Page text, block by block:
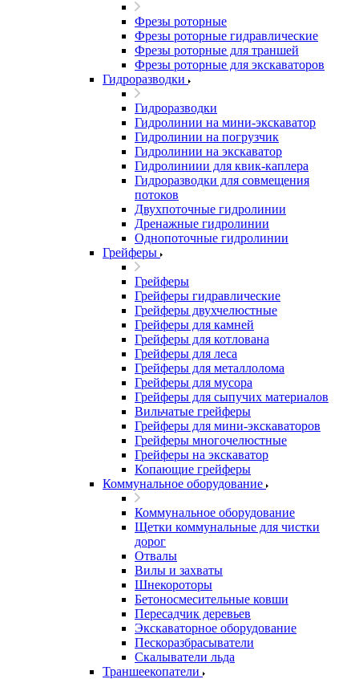
Фрезы роторные
Фрезы роторные гидравлические
Фрезы роторные для траншей
Фрезы роторные для экскаваторов
Гидроразводки
Гидроразводки
Гидролинии на мини-экскаватор
Гидролинии на погрузчик
Гидролинии на экскаватор
Гидролиниии для квик-каплера
Гидроразводки для совмещения
потоков
Двухпоточные гидролинии
Дренажные гидролинии
Однопоточные гидролинии
Грейферы
Грейферы
Грейферы гидравлические
Грейферы двухчелюстные
Грейферы для камней
Грейферы для котлована
Грейферы для леса
Грейферы для металлолома
Грейферы для мусора
Грейферы для сыпучих материалов
Вильчатые грейферы
Грейферы для мини-экскаваторов
Грейферы многочелюстные
Грейферы на экскаватор
Копающие грейферы
Коммунальное оборудование
Коммунальное оборудование
Щетки коммунальные для чистки
дорог
Отвалы
Вилы и захваты
Шнекороторы
Бетоносмесительные ковши
Пересадчик деревьев
Экскаваторное оборудование
Пескоразбрасыватели
Скалыватели льда
Траншеекопатели